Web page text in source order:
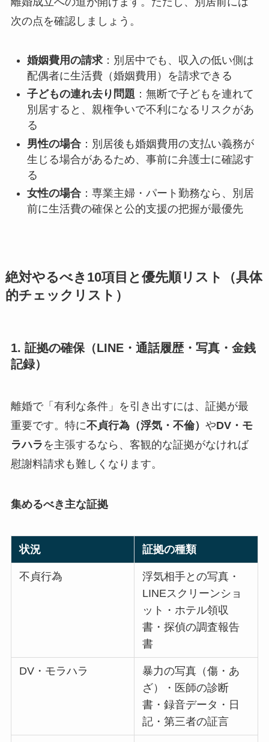
次の点を確認しましょう。
婚姻費用の請求：別居中でも、収入の低い側は
配偶者に生活費（婚姻費用）を請求できる
子どもの連れ去り問題 ：無断で子どもを連れて
別居すると、親権争いで不利になるリスクがあ
る
男性の場合：別居後も婚姻費用の支払い義務が
生じる場合があるため、事前に弁護士に確認す
る
女性の場合：専業主婦・パート勤務なら、別居
前に生活費の確保と公的支援の把握が最優先
絶対やるべき10項目と優先順リスト（具体
的チェックリスト）
1. 証拠の確保（LINE・通話履歴・写真・金銭
記録）
離婚で「有利な条件」を引き出すには、証拠が最
重要です。特に不貞行為（浮気・不倫） やDV・モ
ラハラ を主張するなら、客観的な証拠がなければ
慰謝料請求も難しくなります。
集めるべき主な証拠
状況 証拠の種類
不貞行為
浮気相手との写真・
LINEスクリーンショ
ット・ホテル領収
書・探偵の調査報告
書
DV・モラハラ
暴力の写真（傷・あ
ざ）・医師の診断
書・録音データ・日
記・第三者の証言